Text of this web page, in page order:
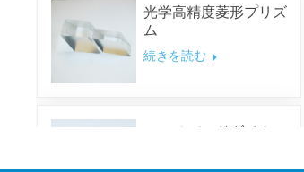
光学高精度菱形プリズ
ム
続きを読む
マルチバンドダイクロ